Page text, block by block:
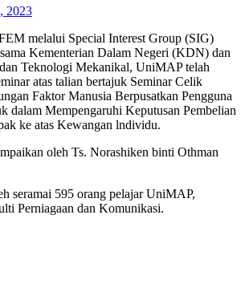
2023
melalui Special Interest Group (SIG)
Kementerian Dalam Negeri (KDN) dan
Teknologi Mekanikal, UniMAP telah
atas talian bertajuk Seminar Celik
Faktor Manusia Berpusatkan Pengguna
dalam Mempengaruhi Keputusan Pembelian
ke atas Kewangan lndividu.
oleh Ts. Norashiken binti Othman
seramai 595 orang pelajar UniMAP,
Perniagaan dan Komunikasi.